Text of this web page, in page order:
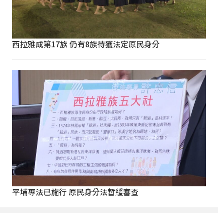
西拉雅成第17族 仍有8族待獲法定原民身分
平埔專法已施行 原民身分法暫緩審查